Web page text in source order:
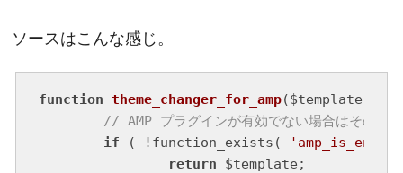
ソースはこんな感じ。
function theme_changer_for_amp($template)
// AMP プラグインが有効でない場合はそのま
if ( !function_exists(
return $template;